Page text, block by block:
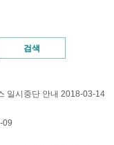
검색
일시중단 안내 2018-03-14
09